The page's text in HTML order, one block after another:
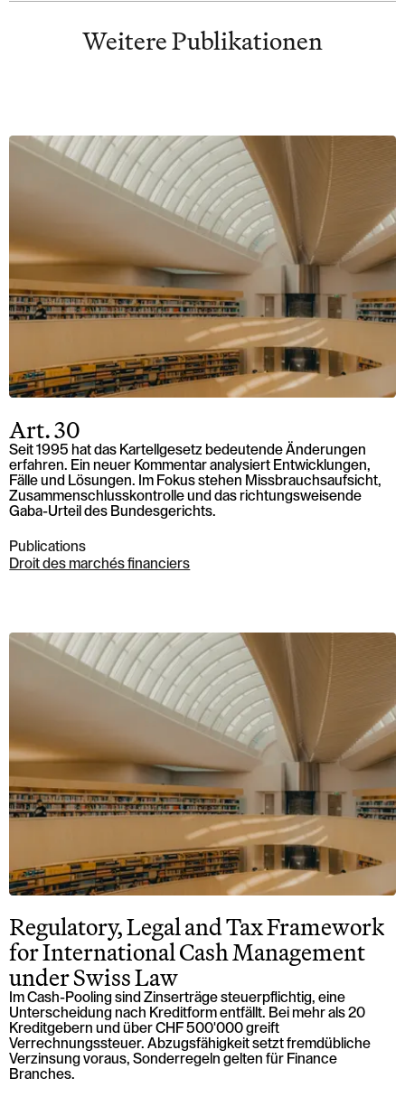
Weitere Publikationen
Art. 30
Seit 1995 hat das Kartellgesetz bedeutende Änderungen
erfahren. Ein neuer Kommentar analysiert Entwicklungen,
Fälle und Lösungen. Im Fokus stehen Missbrauchsaufsicht,
Zusammenschlusskontrolle und das richtungsweisende
Gaba-Urteil des Bundesgerichts.
Publications
Droit des marchés financiers
Regulatory, Legal and Tax Framework
for International Cash Management
under Swiss Law
Im Cash-Pooling sind Zinserträge steuerpflichtig, eine
Unterscheidung nach Kreditform entfällt. Bei mehr als 20
Kreditgebern und über CHF 500'000 greift
Verrechnungssteuer. Abzugsfähigkeit setzt fremdübliche
Verzinsung voraus, Sonderregeln gelten für Finance
Branches.